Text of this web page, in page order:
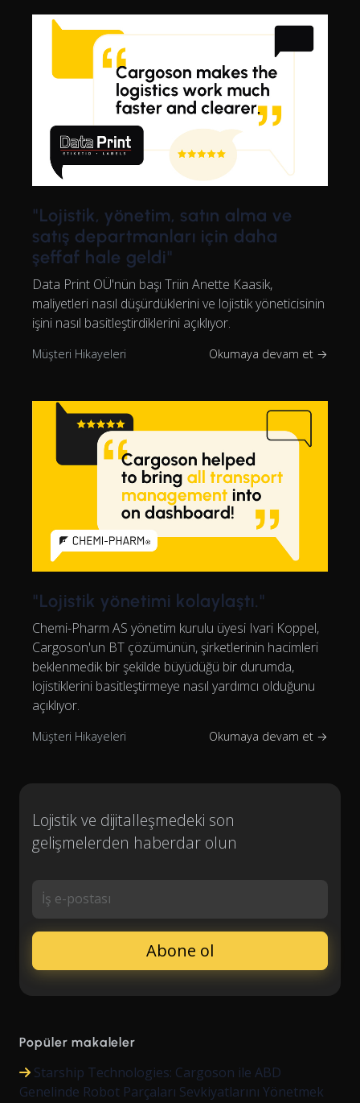
"Lojistik, yönetim, satın alma ve
satış departmanları için daha
şeffaf hale geldi"
Data Print OÜ'nün başı Triin Anette Kaasik,
maliyetleri nasıl düşürdüklerini ve lojistik yöneticisinin
işini nasıl basitleştirdiklerini açıklıyor.
Müşteri Hikayeleri Okumaya devam et →
"Lojistik yönetimi kolaylaştı."
Chemi-Pharm AS yönetim kurulu üyesi Ivari Koppel,
Cargoson'un BT çözümünün, şirketlerinin hacimleri
beklenmedik bir şekilde büyüdüğü bir durumda,
lojistiklerini basitleştirmeye nasıl yardımcı olduğunu
açıklıyor.
Müşteri Hikayeleri Okumaya devam et →
Lojistik ve dijitalleşmedeki son
gelişmelerden haberdar olun
İş e-postası
Popüler makaleler
Starship Technologies: Cargoson ile ABD
Genelinde Robot Parçaları Sevkiyatlarını Yönetmek